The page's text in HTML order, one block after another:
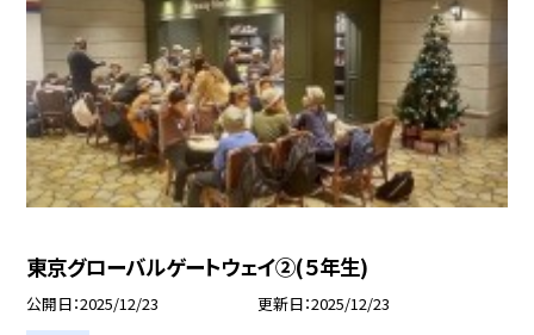
東京グローバルゲートウェイ②(５年生)
公開日 2025/12/23 更新日 2025/12/23